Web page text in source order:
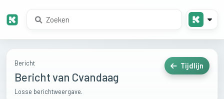
Bericht
Bericht van Cvandaag
Losse berichtweergave.
Tijdlijn